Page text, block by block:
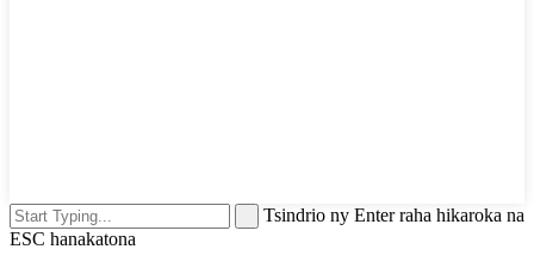
Tsindrio ny Enter raha hikaroka na
ESC hanakatona